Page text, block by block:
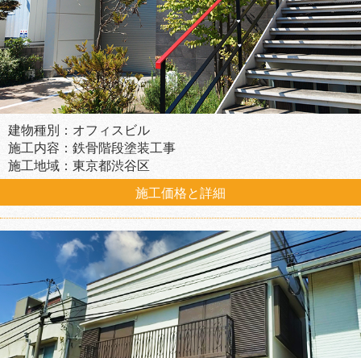
建物種別：オフィスビル
施工内容：鉄骨階段塗装工事
施工地域：東京都渋谷区
施工価格と詳細